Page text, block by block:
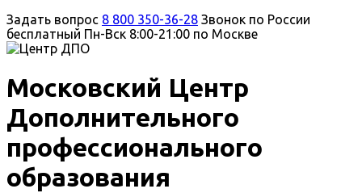
Задать вопрос 8 800 350-36-28 Звонок по России
бесплатный Пн-Вск 8:00-21:00 по Москве
Московский Центр
Дополнительного
профессионального
образования